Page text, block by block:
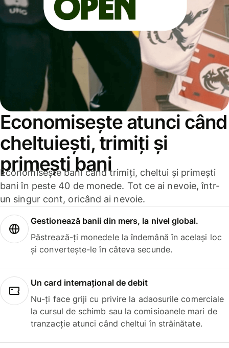
Economisește atunci când
cheltuiești, trimiți și
primești bani
Economisește bani când trimiți, cheltui și primești
bani în peste 40 de monede. Tot ce ai nevoie, într-
un singur cont, oricând ai nevoie.
Gestionează banii din mers, la nivel global.
Păstrează-ți monedele la îndemână în același loc
și convertește-le în câteva secunde.
Un card internațional de debit
Nu-ți face griji cu privire la adaosurile comerciale
la cursul de schimb sau la comisioanele mari de
tranzacție atunci când cheltui în străinătate.